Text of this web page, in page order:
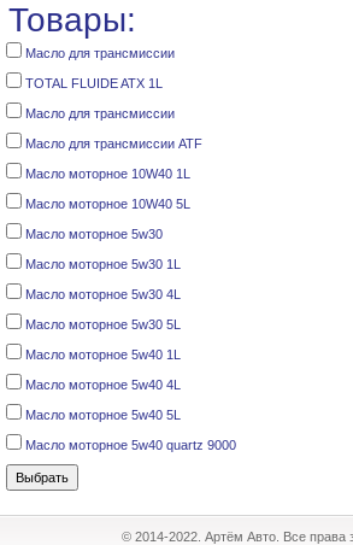
Товары:
Масло для трансмиссии
TOTAL FLUIDE ATX 1L
Масло для трансмиссии
Масло для трансмиссии ATF
Масло моторное 10W40 1L
Масло моторное 10W40 5L
Масло моторное 5w30
Масло моторное 5w30 1L
Масло моторное 5w30 4L
Масло моторное 5w30 5L
Масло моторное 5w40 1L
Масло моторное 5w40 4L
Масло моторное 5w40 5L
Масло моторное 5w40 quartz 9000
© 2014-2022. Артём Авто. Все права